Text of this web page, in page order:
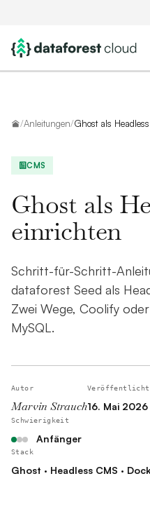
Startseite
/Anleitungen/Ghost als
CMS
Ghost als
einrichten
Schritt-für-Schritt-
dataforest Seed als
Zwei Wege, Coolify
MySQL.
Autor
Marvin Strauch
Veröffentlicht
16. Mai 2026
Schwierigkeit
Anfänger
Stack
Ghost · Headless CMS ·